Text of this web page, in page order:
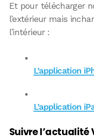
Et pour télécharger
l’extérieur mais
l’intérieur :
L’application
L’application
Suivre l’actualité